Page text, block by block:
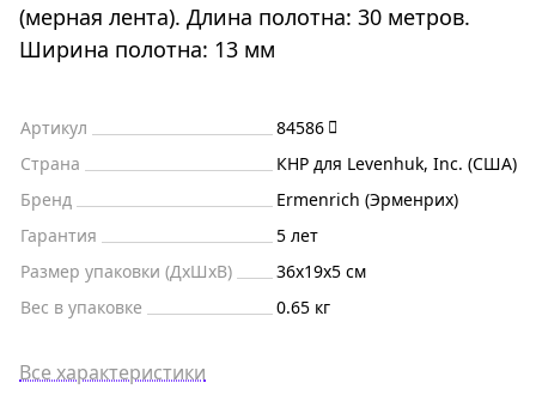
(мерная лента). Длина полотна: 30 метров.
Ширина полотна: 13 мм
Артикул
84586
Страна
КНР для Levenhuk, Inc. (США)
Бренд
Ermenrich (Эрменрих)
Гарантия
5 лет
Размер упаковки (ДxШxВ)
36x19x5 см
Вес в упаковке
0.65 кг
Все характеристики